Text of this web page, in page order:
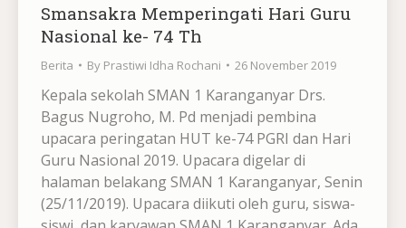
Smansakra Memperingati Hari Guru
Nasional ke- 74 Th
Berita By Prastiwi Idha Rochani 26 November 2019
Kepala sekolah SMAN 1 Karanganyar Drs.
Bagus Nugroho, M. Pd menjadi pembina
upacara peringatan HUT ke-74 PGRI dan Hari
Guru Nasional 2019. Upacara digelar di
halaman belakang SMAN 1 Karanganyar, Senin
(25/11/2019). Upacara diikuti oleh guru, siswa-